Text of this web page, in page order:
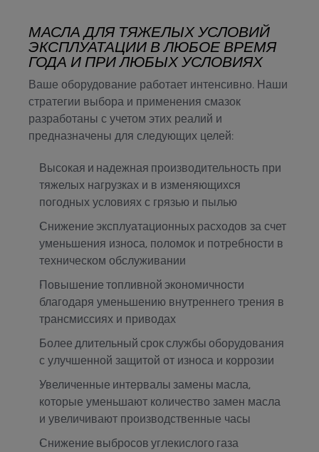
МАСЛА ДЛЯ ТЯЖЕЛЫХ УСЛОВИЙ
ЭКСПЛУАТАЦИИ В ЛЮБОЕ ВРЕМЯ
ГОДА И ПРИ ЛЮБЫХ УСЛОВИЯХ
Ваше оборудование работает интенсивно. Наши
стратегии выбора и применения смазок
разработаны с учетом этих реалий и
предназначены для следующих целей:
Высокая и надежная производительность при
тяжелых нагрузках и в изменяющихся
погодных условиях с грязью и пылью
Снижение эксплуатационных расходов за счет
уменьшения износа, поломок и потребности в
техническом обслуживании
Повышение топливной экономичности
благодаря уменьшению внутреннего трения в
трансмиссиях и приводах
Более длительный срок службы оборудования
с улучшенной защитой от износа и коррозии
Увеличенные интервалы замены масла,
которые уменьшают количество замен масла
и увеличивают производственные часы
Снижение выбросов углекислого газа